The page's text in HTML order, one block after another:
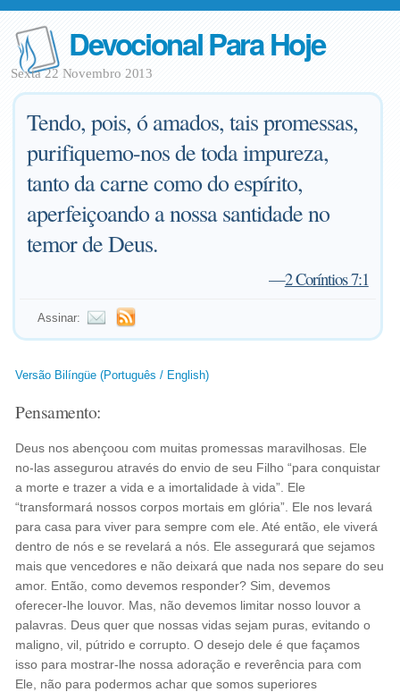
Devocional Para Hoje
Sexta 22 Novembro 2013
Tendo, pois, ó amados, tais promessas,
purifiquemo-nos de toda impureza,
tanto da carne como do espírito,
aperfeiçoando a nossa santidade no
temor de Deus.
—2 Coríntios 7:1
Assinar:
Versão Bilíngüe (Português / English)
Pensamento:
Deus nos abençoou com muitas promessas maravilhosas. Ele
no-las assegurou através do envio de seu Filho “para conquistar
a morte e trazer a vida e a imortalidade à vida”. Ele
“transformará nossos corpos mortais em glória”. Ele nos levará
para casa para viver para sempre com ele. Até então, ele viverá
dentro de nós e se revelará a nós. Ele assegurará que sejamos
mais que vencedores e não deixará que nada nos separe do seu
amor. Então, como devemos responder? Sim, devemos
oferecer-lhe louvor. Mas, não devemos limitar nosso louvor a
palavras. Deus quer que nossas vidas sejam puras, evitando o
maligno, vil, pútrido e corrupto. O desejo dele é que façamos
isso para mostrar-lhe nossa adoração e reverência para com
Ele, não para podermos achar que somos superiores